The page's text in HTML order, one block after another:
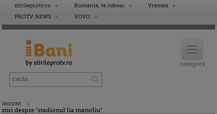
stirileprotv.ro Romania, te iubesc
Vremea
PROTV NEWS
VOYO
incont
stiri despre "stadionul lia manoliu"